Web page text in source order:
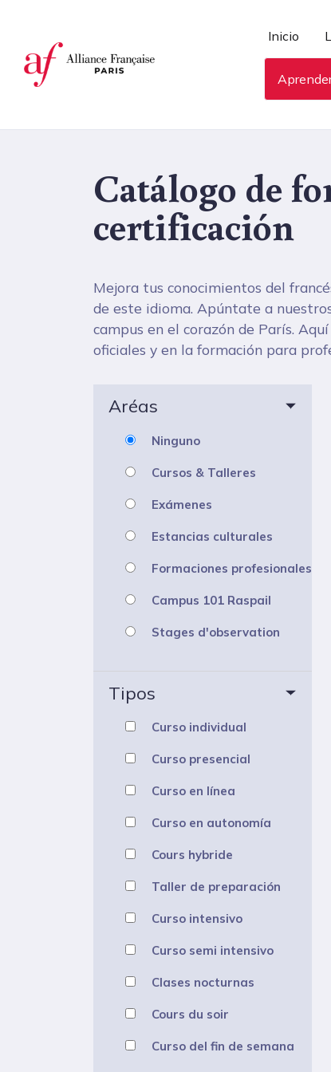
Inicio
Catálogo de
certificación
Mejora tus conocimientos del
de este idioma. Apúntate a
campus en el corazón de París.
oficiales y en la formación para
Aréas
Ninguno
Cursos & Talleres
Exámenes
Estancias culturales
Formaciones profesionales
Campus 101 Raspail
Stages d'observation
Tipos
Curso individual
Curso presencial
Curso en línea
Curso en autonomía
Cours hybride
Taller de preparación
Curso intensivo
Curso semi intensivo
Clases nocturnas
Cours du soir
Curso del fin de semana